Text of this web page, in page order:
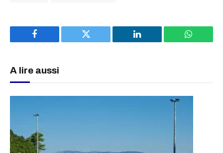
Facebook Twitter LinkedIn
A lire aussi